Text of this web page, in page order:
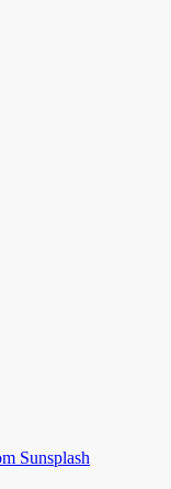
Sunsplash